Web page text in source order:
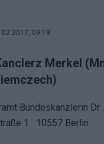
09:19
Merkel
Bundeskanzlerin
1 10557